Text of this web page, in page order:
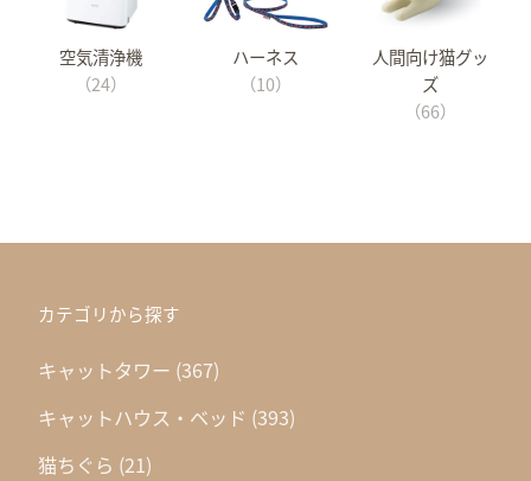
空気清浄機
（24）
ハーネス
（10）
人間向け猫グッ
ズ
（66）
カテゴリから探す
キャットタワー (367)
キャットハウス・ベッド (393)
猫ちぐら (21)